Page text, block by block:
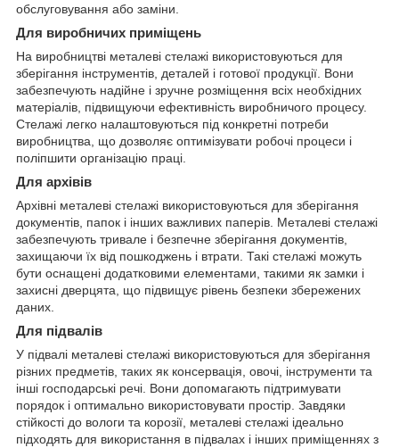
обслуговування або заміни.
Для виробничих приміщень
На виробництві металеві стелажі використовуються для
зберігання інструментів, деталей і готової продукції. Вони
забезпечують надійне і зручне розміщення всіх необхідних
матеріалів, підвищуючи ефективність виробничого процесу.
Стелажі легко налаштовуються під конкретні потреби
виробництва, що дозволяє оптимізувати робочі процеси і
поліпшити організацію праці.
Для архівів
Архівні металеві стелажі використовуються для зберігання
документів, папок і інших важливих паперів. Металеві стелажі
забезпечують тривале і безпечне зберігання документів,
захищаючи їх від пошкоджень і втрати. Такі стелажі можуть
бути оснащені додатковими елементами, такими як замки і
захисні дверцята, що підвищує рівень безпеки збережених
даних.
Для підвалів
У підвалі металеві стелажі використовуються для зберігання
різних предметів, таких як консервація, овочі, інструменти та
інші господарські речі. Вони допомагають підтримувати
порядок і оптимально використовувати простір. Завдяки
стійкості до вологи та корозії, металеві стелажі ідеально
підходять для використання в підвалах і інших приміщеннях з